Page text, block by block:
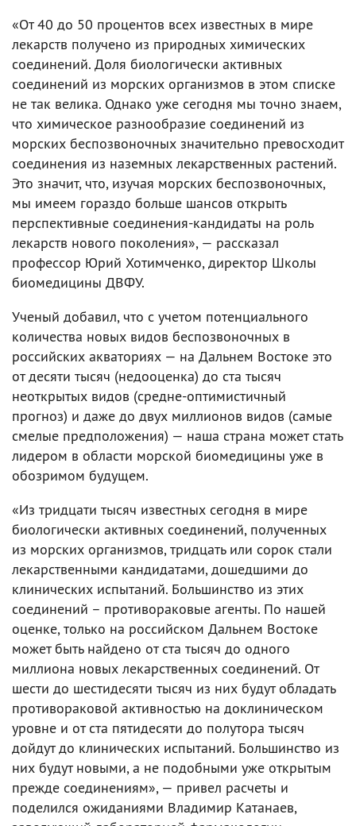
«От 40 до 50 процентов всех известных в мире
лекарств получено из природных химических
соединений. Доля биологически активных
соединений из морских организмов в этом списке
не так велика. Однако уже сегодня мы точно знаем,
что химическое разнообразие соединений из
морских беспозвоночных значительно превосходит
соединения из наземных лекарственных растений.
Это значит, что, изучая морских беспозвоночных,
мы имеем гораздо больше шансов открыть
перспективные соединения-кандидаты на роль
лекарств нового поколения», — рассказал
профессор Юрий Хотимченко, директор Школы
биомедицины ДВФУ.
Ученый добавил, что с учетом потенциального
количества новых видов беспозвоночных в
российских акваториях — на Дальнем Востоке это
от десяти тысяч (недооценка) до ста тысяч
неоткрытых видов (средне-оптимистичный
прогноз) и даже до двух миллионов видов (самые
смелые предположения) — наша страна может стать
лидером в области морской биомедицины уже в
обозримом будущем.
«Из тридцати тысяч известных сегодня в мире
биологически активных соединений, полученных
из морских организмов, тридцать или сорок стали
лекарственными кандидатами, дошедшими до
клинических испытаний. Большинство из этих
соединений – противораковые агенты. По нашей
оценке, только на российском Дальнем Востоке
может быть найдено от ста тысяч до одного
миллиона новых лекарственных соединений. От
шести до шестидесяти тысяч из них будут обладать
противораковой активностью на доклиническом
уровне и от ста пятидесяти до полутора тысяч
дойдут до клинических испытаний. Большинство из
них будут новыми, а не подобными уже открытым
прежде соединениям», — привел расчеты и
поделился ожиданиями Владимир Катанаев,